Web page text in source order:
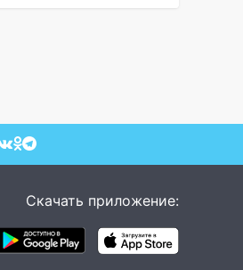
Скачать приложение: